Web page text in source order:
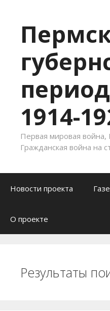
1914-
Первая мировая
Гражданская война на
Новости проекта
О проекте
Результаты